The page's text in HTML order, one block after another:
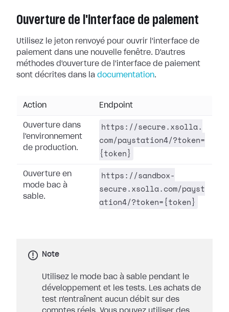
Ouverture de l'interface de paiement
Utilisez le jeton renvoyé pour ouvrir l'interface de
paiement dans une nouvelle fenêtre. D'autres
méthodes d'ouverture de l'interface de paiement
sont décrites dans la documentation.
Action Endpoint
Ouverture dans
l'environnement
de production.
https://secure.xsolla.
com/paystation4/?token=
{token}
Ouverture en
mode bac à
sable.
https://sandbox-
secure.xsolla.com/payst
ation4/?token={token}
Note
Utilisez le mode bac à sable pendant le
développement et les tests. Les achats de
test n'entraînent aucun débit sur des